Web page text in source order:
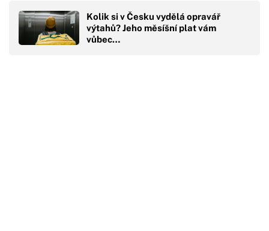
Kolik si v Česku vydělá opravář
výtahů? Jeho měsíšní plat vám
vůbec…